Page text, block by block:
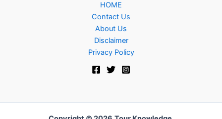
HOME
Contact Us
About Us
Disclaimer
Privacy Policy